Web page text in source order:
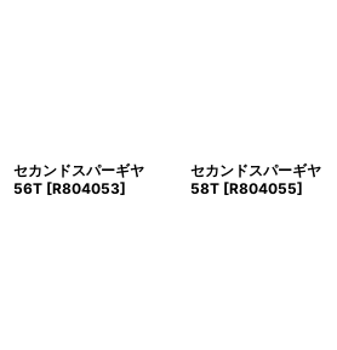
セカンドスパーギヤ
56T [R804053]
セカンドスパーギヤ
58T [R804055]